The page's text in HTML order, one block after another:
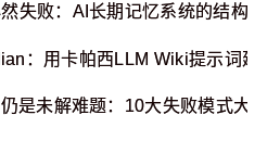
失败：AI长期记忆系统的结构性
：用卡帕西LLM Wiki提示词建
是未解难题：10大失败模式大全